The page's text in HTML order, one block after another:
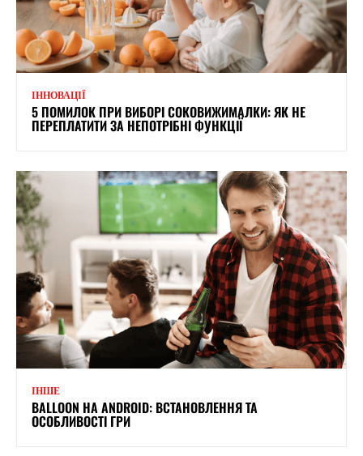
ІННОВАЦІЇ
5 ПОМИЛОК ПРИ ВИБОРІ СОКОВИЖИМАЛКИ: ЯК НЕ
ПЕРЕПЛАТИТИ ЗА НЕПОТРІБНІ ФУНКЦІЇ
ІНШЕ
BALLOON НА ANDROID: ВСТАНОВЛЕННЯ ТА
ОСОБЛИВОСТІ ГРИ